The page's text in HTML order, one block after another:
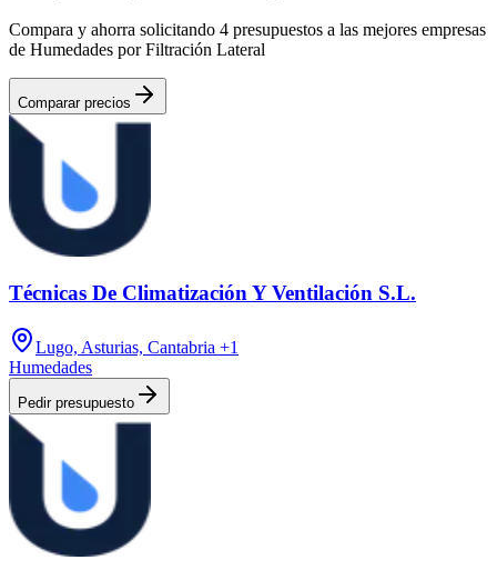
Compara y ahorra solicitando 4 presupuestos a las mejores empresas
de Humedades por Filtración Lateral
Comparar precios
Técnicas De Climatización Y Ventilación S.L.
Lugo, Asturias, Cantabria +1
Humedades
Pedir presupuesto